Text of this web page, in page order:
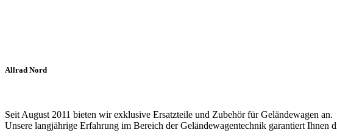
Allrad Nord
Seit August 2011 bieten wir exklusive Ersatzteile und Zubehör für Geländewagen an.
Unsere langjährige Erfahrung im Bereich der Geländewagentechnik garantiert